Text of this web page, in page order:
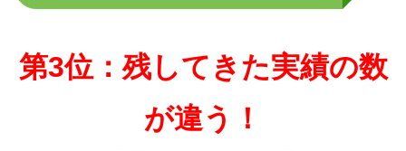
第3位：残してきた実績の数
が違う！